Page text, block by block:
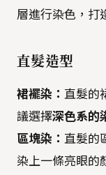
層進行染色，打
直髮造型
裙襬染： 直髮的
議選擇深色系的
區塊染： 直髮的
染上一條亮眼的